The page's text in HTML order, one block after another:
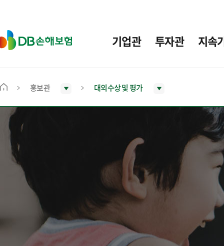
D
B
보
기업관 투자관 지속
메
홍보관 대외수상 및 평가